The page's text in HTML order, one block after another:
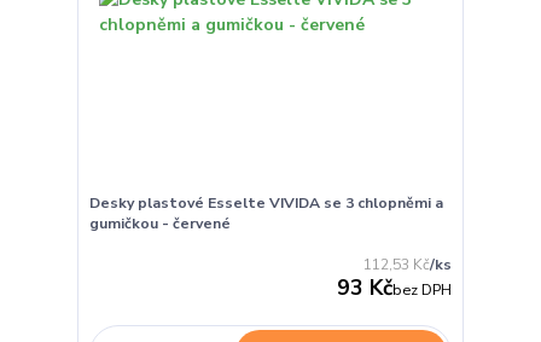
Desky plastové Esselte VIVIDA se 3 chlopněmi a
gumičkou - červené
112,53 Kč/ks
93 Kčbez DPH